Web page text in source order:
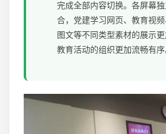
完成全部内容切换。各屏幕
合，党建学习网页、教育视
图文等不同类型素材的展示
教育活动的组织更加流畅有序